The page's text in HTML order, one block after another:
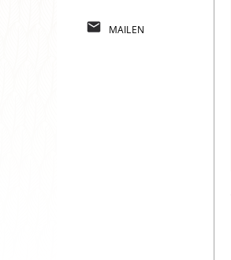
MAILEN